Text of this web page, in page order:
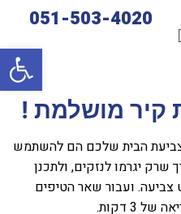
051-503-4020
הבית שלכם הם להשתמש
שרק יגרמו לנזקים, ולתכנן
צביעה. ועבור שאר הטיפים
3 דקות.
פתח